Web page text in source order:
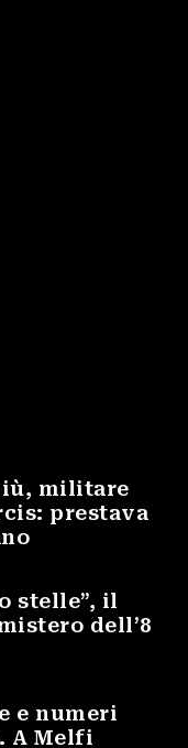
militare
prestava
stelle”, il
dell’8
e numeri
A Melfi